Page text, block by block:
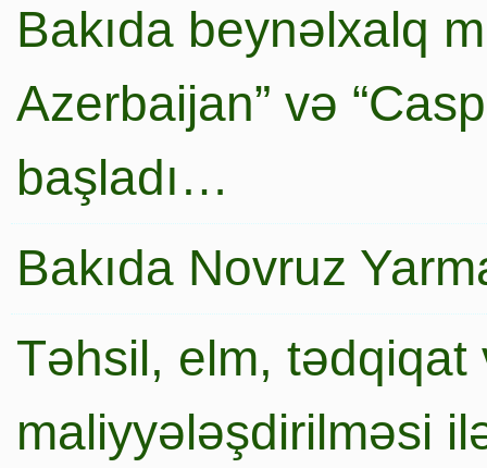
Bakıda beynəlxalq
Azerbaijan” və
başladı…
Bakıda Novruz
Təhsil, elm,
maliyyələşdirilməsi